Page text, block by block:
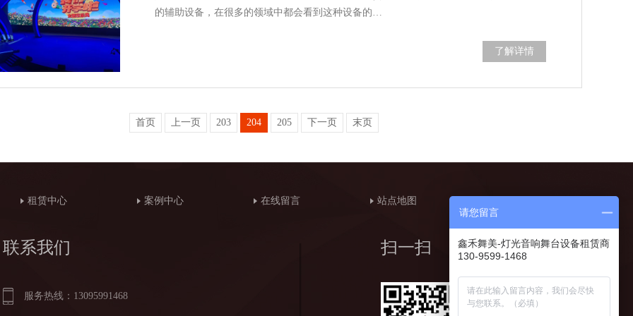
的辅助设备，在很多的领域中都会看到这种设备的…
了解详情
首页 上一页 203 204 205 下一页 末页
租赁中心 案例中心 在线留言 站点地图
联系我们
服务热线：13095991468
扫一扫
请您留言
鑫禾舞美-灯光音响舞台设备租赁商
130-9599-1468